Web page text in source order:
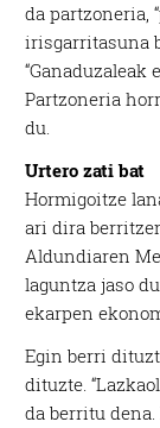
da partzoneria,
irisgarritasuna
Partzoneria
du.
Urtero zati bat
Hormigoitze
ari dira
Aldundiaren
laguntza jaso
ekarpen
Egin berri
dituzte.
da berritu